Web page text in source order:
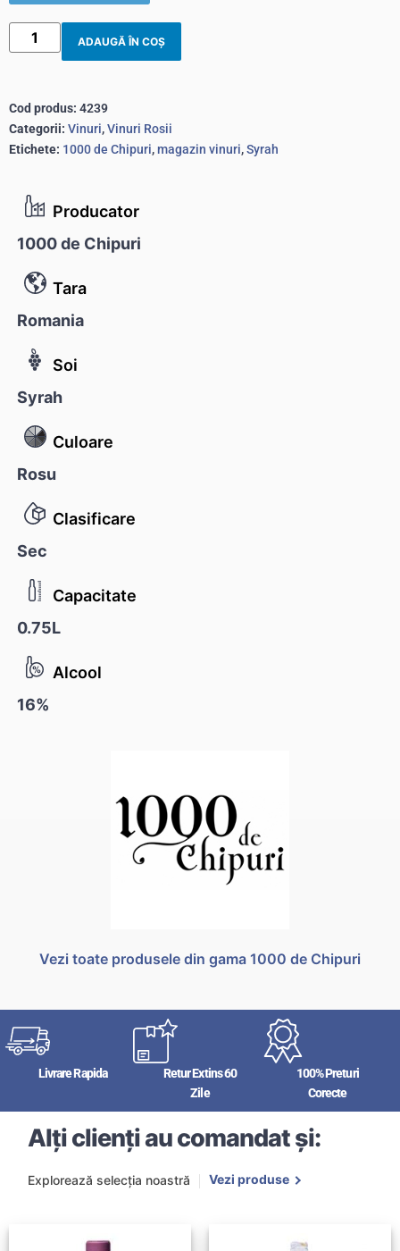
Producator
1000 de Chipuri
Tara
Romania
Soi
Syrah
Culoare
Rosu
Clasificare
Sec
Capacitate
0.75L
Alcool
16%
Vezi toate produsele din gama 1000 de Chipuri
ADAUGĂ ÎN COȘ
Cod produs: 4239
Categorii: Vinuri,Vinuri Rosii
Etichete: 1000 de Chipuri,magazin vinuri,Syrah
Livrare Rapida
Retur Extins 60
Zile
100% Preturi
Corecte
Alți clienți au comandat și:
Explorează selecția noastră Vezi produse